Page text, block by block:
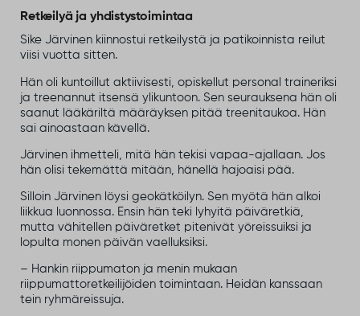
Retkeilyä ja yhdistystoimintaa
Sike Järvinen kiinnostui retkeilystä ja patikoinnista reilut
viisi vuotta sitten.
Hän oli kuntoillut aktiivisesti, opiskellut personal traineriksi
ja treenannut itsensä ylikuntoon. Sen seurauksena hän oli
saanut lääkäriltä määräyksen pitää treenitaukoa. Hän
sai ainoastaan kävellä.
Järvinen ihmetteli, mitä hän tekisi vapaa-ajallaan. Jos
hän olisi tekemättä mitään, hänellä hajoaisi pää.
Silloin Järvinen löysi geokätköilyn. Sen myötä hän alkoi
liikkua luonnossa. Ensin hän teki lyhyitä päiväretkiä,
mutta vähitellen päiväretket pitenivät yöreissuiksi ja
lopulta monen päivän vaelluksiksi.
– Hankin riippumaton ja menin mukaan
riippumattoretkeilijöiden toimintaan. Heidän kanssaan
tein ryhmäreissuja.